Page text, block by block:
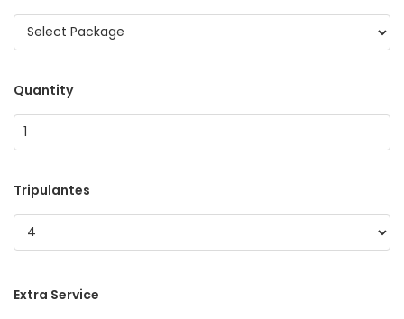
Quantity
Tripulantes
Extra Service